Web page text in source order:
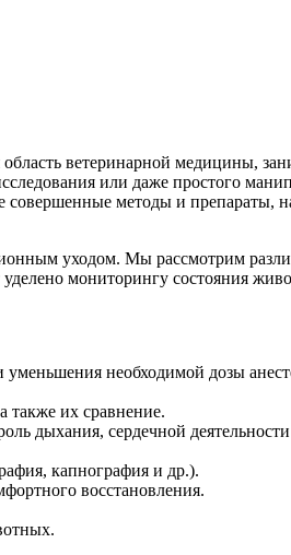
область ветеринарной медицины,
или даже простого
совершенные методы и препараты,
уходом. Мы рассмотрим
мониторингу состояния
необходимой дозы
также их сравнение.
дыхания, сердечной
капнография и др.).
восстановления.